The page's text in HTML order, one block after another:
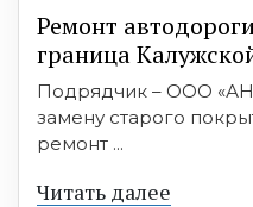
Ремонт
граница
Подрядчик – ООО
замену старого
ремонт ...
Читать далее